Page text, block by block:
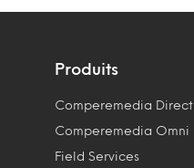
Produits
Comperemedia Direct
Comperemedia Omni
Field Services